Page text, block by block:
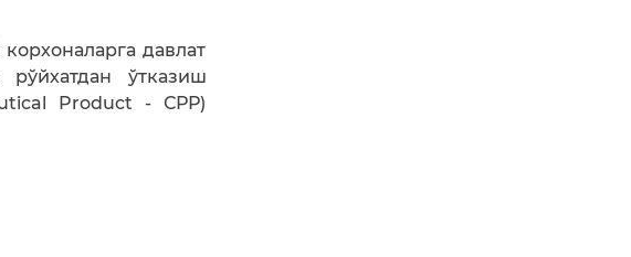
давлат
ўтказиш
Product - СРР)